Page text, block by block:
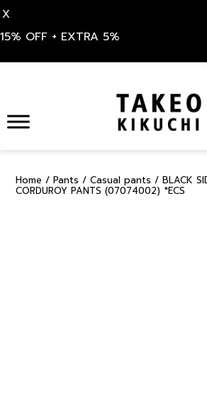
X
15% OFF + EXTRA 5%
content
Home / Pants / Casual pants / BLACK
CORDUROY PANTS (07074002) *ECS